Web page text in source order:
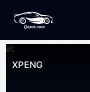
XPENG